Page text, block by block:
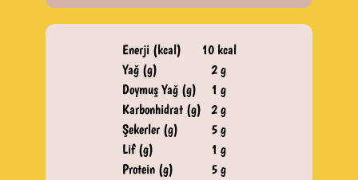
Enerji (kcal)
Yağ (g)
Doymuş Yağ (g)
Karbonhidrat (g)
Şekerler (g)
Lif (g)
Protein (g)
10 kcal
2 g
1 g
2 g
5 g
1 g
5 g